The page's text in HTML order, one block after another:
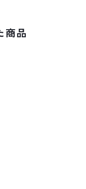
商品